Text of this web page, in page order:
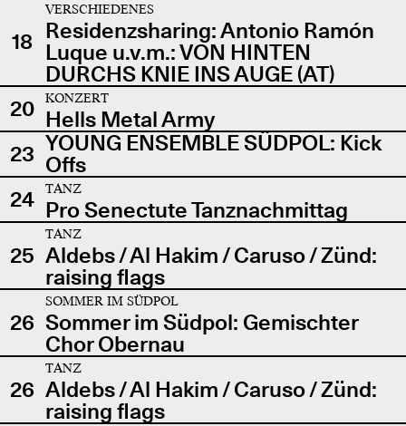
18
VERSCHIEDENES
Residenzsharing: Antonio Ramón
Luque u.v.m.: VON HINTEN
DURCHS KNIE INS AUGE (AT)
20
KONZERT
Hells Metal Army
23 YOUNG ENSEMBLE SÜDPOL: Kick
Offs
24
TANZ
Pro Senectute Tanznachmittag
25
TANZ
Aldebs / Al Hakim / Caruso / Zünd:
raising flags
26
SOMMER IM SÜDPOL
Sommer im Südpol: Gemischter
Chor Obernau
26
TANZ
Aldebs / Al Hakim / Caruso / Zünd:
raising flags